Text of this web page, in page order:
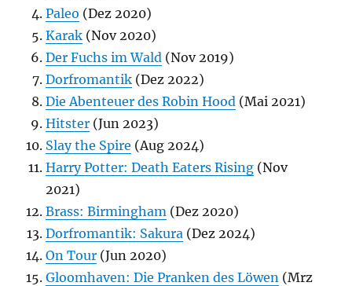
Paleo (Dez 2020)
Karak (Nov 2020)
Der Fuchs im Wald (Nov 2019)
Dorfromantik (Dez 2022)
Die Abenteuer des Robin Hood (Mai 2021)
Hitster (Jun 2023)
Slay the Spire (Aug 2024)
Harry Potter: Death Eaters Rising (Nov
2021)
Brass: Birmingham (Dez 2020)
Dorfromantik: Sakura (Dez 2024)
On Tour (Jun 2020)
Gloomhaven: Die Pranken des Löwen (Mrz